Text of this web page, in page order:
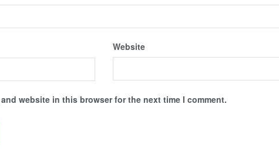
Website
and website in this browser for the next time I comment.